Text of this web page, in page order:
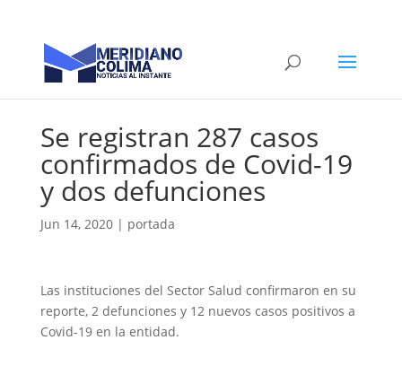
Se registran 287 casos
confirmados de Covid-19
y dos defunciones
Jun 14, 2020| portada
Las instituciones del Sector Salud confirmaron en su
reporte, 2 defunciones y 12 nuevos casos positivos a
Covid-19 en la entidad.